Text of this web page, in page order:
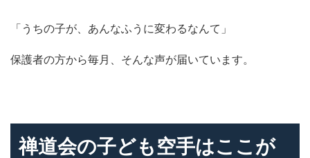
「うちの子が、あんなふうに変わるなんて」
保護者の方から毎月、そんな声が届いています。
禅道会の子ども空手はここが